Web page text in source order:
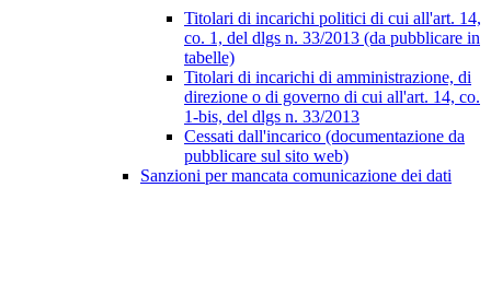
Titolari di incarichi politici di cui all'art. 14,
co. 1, del dlgs n. 33/2013 (da pubblicare in
tabelle)
Titolari di incarichi di amministrazione, di
direzione o di governo di cui all'art. 14, co.
1-bis, del dlgs n. 33/2013
Cessati dall'incarico (documentazione da
pubblicare sul sito web)
Sanzioni per mancata comunicazione dei dati